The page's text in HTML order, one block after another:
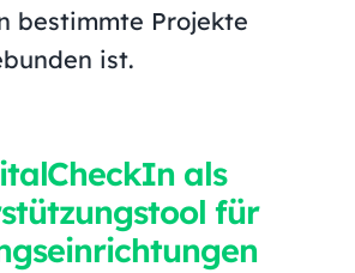
bestimmte Projekte
ist.
als
für